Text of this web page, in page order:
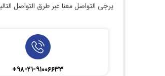
يرجى التواصل معنا عبر طرق التواصل
۹۸-۲۱-۹۱۰۰۶۶۳۳+